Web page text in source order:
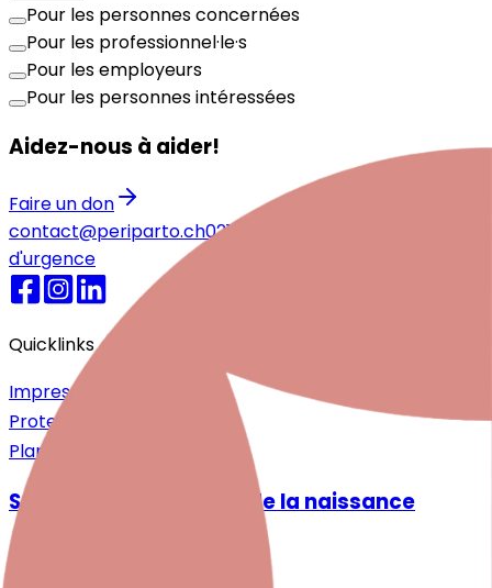
Pour les personnes concernées
Pour les professionnel·le·s
Pour les employeurs
Pour les personnes intéressées
Aidez-nous à aider!
Faire un don
contact@periparto.ch021 525 77 51
d'urgence
Quicklinks
Impressum
Protection des données
Plan du site
Santé mentale autour de la naissance
Désir d'enfant